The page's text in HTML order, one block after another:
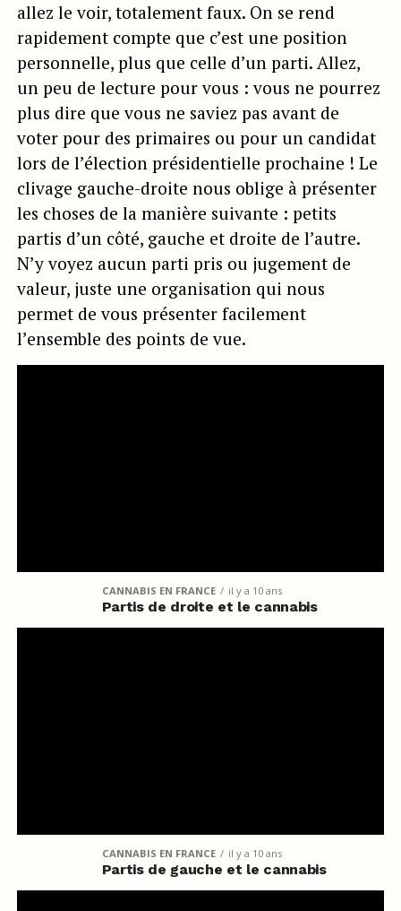
allez le voir, totalement faux. On se rend
rapidement compte que c’est une position
personnelle, plus que celle d’un parti. Allez,
un peu de lecture pour vous : vous ne pourrez
plus dire que vous ne saviez pas avant de
voter pour des primaires ou pour un candidat
lors de l’élection présidentielle prochaine ! Le
clivage gauche-droite nous oblige à présenter
les choses de la manière suivante : petits
partis d’un côté, gauche et droite de l’autre.
N’y voyez aucun parti pris ou jugement de
valeur, juste une organisation qui nous
permet de vous présenter facilement
l’ensemble des points de vue.
CANNABIS EN FRANCE il y a 10 ans
Partis de droite et le cannabis
CANNABIS EN FRANCE il y a 10 ans
Partis de gauche et le cannabis